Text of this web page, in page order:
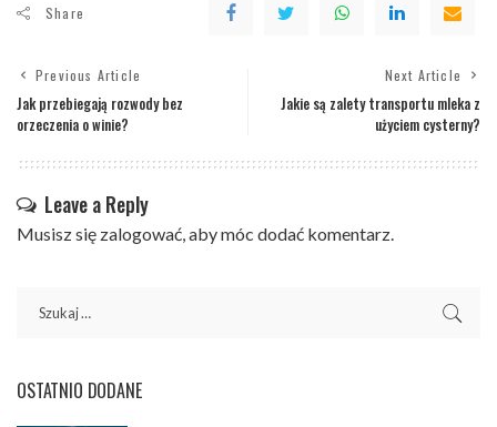
Share
Previous Article
Jak przebiegają rozwody bez
orzeczenia o winie?
Next Article
Jakie są zalety transportu mleka z
użyciem cysterny?
Leave a Reply
Musisz się zalogować, aby móc dodać komentarz.
OSTATNIO DODANE